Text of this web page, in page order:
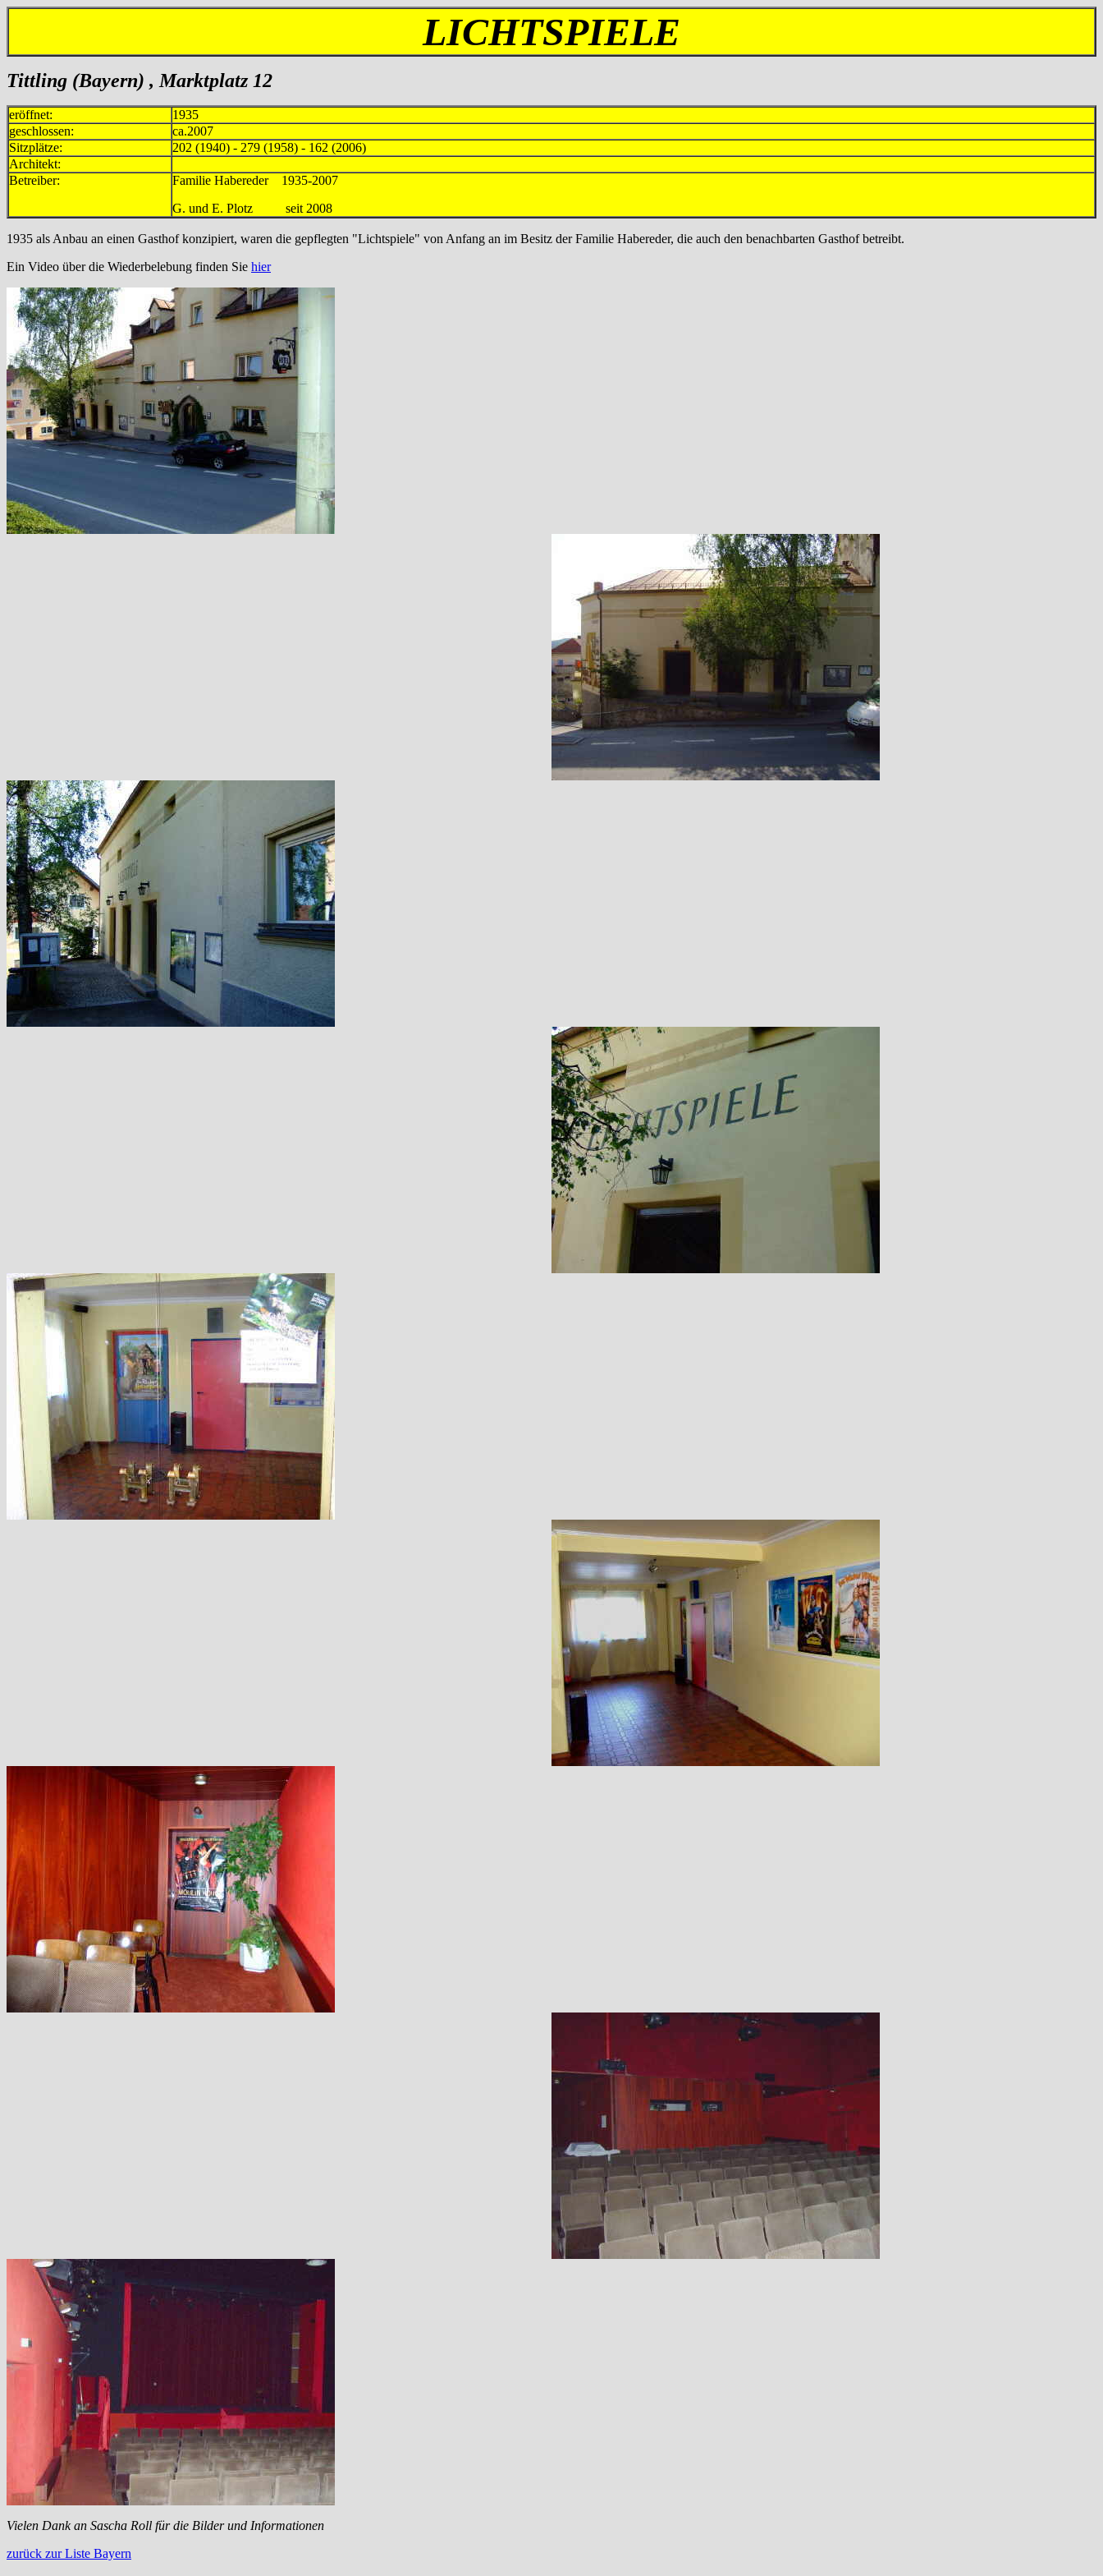
LICHTSPIELE
Tittling (Bayern) , Marktplatz 12
eröffnet:
1935
geschlossen:
ca.2007
Sitzplätze:
202 (1940) - 279 (1958) - 162 (2006)
Architekt:
Betreiber:
Familie Habereder 1935-2007
G. und E. Plotz seit 2008
1935 als Anbau an einen Gasthof konzipiert, waren die gepflegten "Lichtspiele" von Anfang an im Besitz der Familie Habereder, die auch den benachbarten Gasthof betreibt.
Ein Video über die Wiederbelebung finden Sie hier
Vielen Dank an Sascha Roll für die Bilder und Informationen
zurück zur Liste Bayern